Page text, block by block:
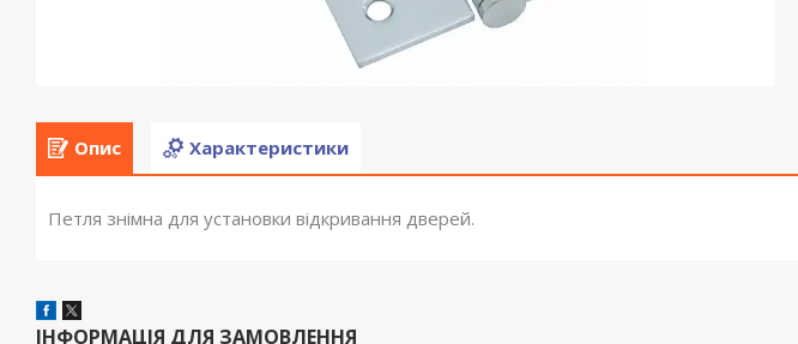
Опис Характеристики
Петля знімна для установки відкривання дверей.
ІНФОРМАЦІЯ ДЛЯ ЗАМОВЛЕННЯ